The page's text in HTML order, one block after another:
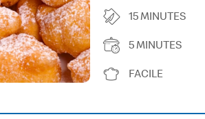
15 MINUTES
5 MINUTES
FACILE